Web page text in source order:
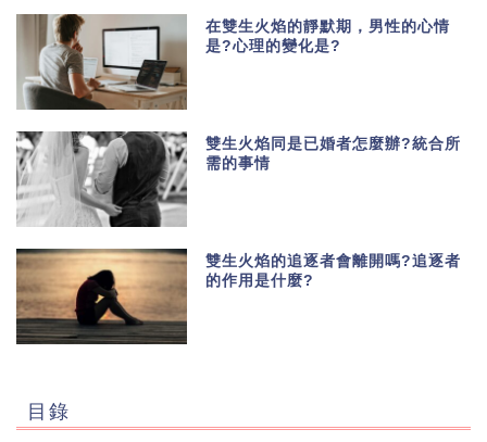
在雙生火焰的靜默期，男性的心情
是?心理的變化是?
雙生火焰同是已婚者怎麼辦?統合所
需的事情
雙生火焰的追逐者會離開嗎?追逐者
的作用是什麼?
目錄